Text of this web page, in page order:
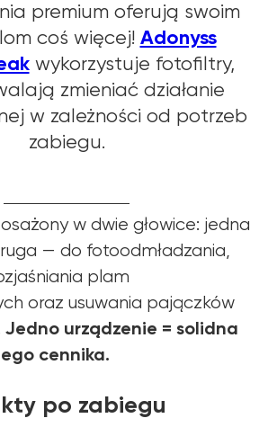
premium oferują swoim
coś więcej! Adonyss
wykorzystuje fotofiltry,
zmieniać działanie
w zależności od potrzeb
zabiegu.
w dwie głowice: jedna
— do fotoodmładzania,
plam
oraz usuwania pajączków
Jedno urządzenie = solidna
cennika.
po zabiegu